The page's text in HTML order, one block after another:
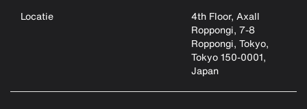
Locatie
4th Floor, Axall
Roppongi, 7-8
Roppongi, Tokyo,
Tokyo 150-0001,
Japan